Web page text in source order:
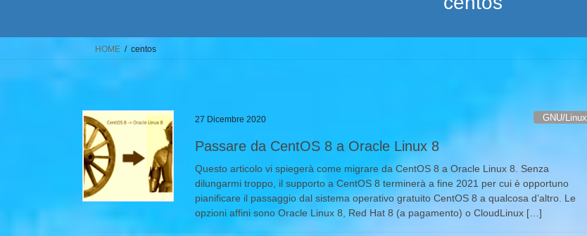
HOME centos
27 Dicembre 2020 GNU/Linux
Passare da CentOS 8 a Oracle Linux 8
Questo articolo vi spiegerà come migrare da CentOS 8 a Oracle Linux 8. Senza
dilungarmi troppo, il supporto a CentOS 8 terminerà a fine 2021 per cui è opportuno
pianificare il passaggio dal sistema operativo gratuito CentOS 8 a qualcosa d’altro. Le
opzioni affini sono Oracle Linux 8, Red Hat 8 (a pagamento) o CloudLinux […]